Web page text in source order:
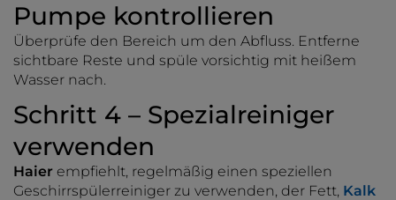
Pumpe kontrollieren
Überprüfe den Bereich um den Abfluss. Entferne
sichtbare Reste und spüle vorsichtig mit heißem
Wasser nach.
Schritt 4 – Spezialreiniger
verwenden
Haier empfiehlt, regelmäßig einen speziellen
Geschirrspülerreiniger zu verwenden, der Fett, Kalk